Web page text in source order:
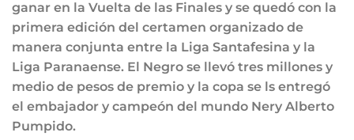
ganar en la Vuelta de las Finales y se quedó con la
primera edición del certamen organizado de
manera conjunta entre la Liga Santafesina y la
Liga Paranaense. El Negro se llevó tres millones y
medio de pesos de premio y la copa se ls entregó
el embajador y campeón del mundo Nery Alberto
Pumpido.